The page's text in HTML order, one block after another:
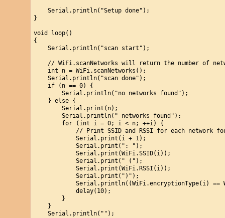
    Serial.println("Setup done");
}
void loop()
{
    Serial.println("scan start");
// WiFi.scanNetworks will return the number of
    int n = WiFi.scanNetworks();
    Serial.println("scan done");
    if (n == 0) {
        Serial.println("no networks found");
    } else {
        Serial.print(n);
        Serial.println(" networks found");
        for (int i = 0; i < n; ++i) {
// Print SSID and RSSI for each network
            Serial.print(i + 1);
            Serial.print(": ");
            Serial.print(WiFi.SSID(i));
            Serial.print(" (");
            Serial.print(WiFi.RSSI(i));
            Serial.print(")");
Serial.println((WiFi.encryptionType(i) ==
            delay(10);
        }
    }
    Serial.println("");